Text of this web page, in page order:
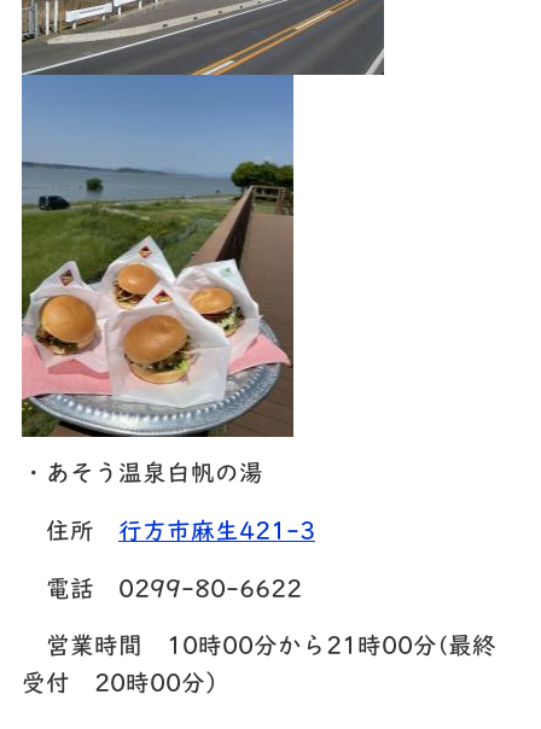
・あそう温泉白帆の湯
住所 行方市麻生421-3
電話 0299-80-6622
営業時間 10時00分から21時00分(最終
受付 20時00分）